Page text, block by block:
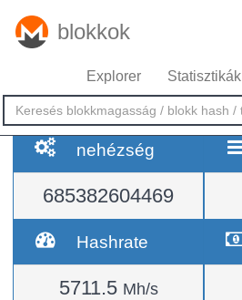
blokkok
Explorer Statisztikák
nehézség
685382604469
Hashrate
5711.5 Mh/s